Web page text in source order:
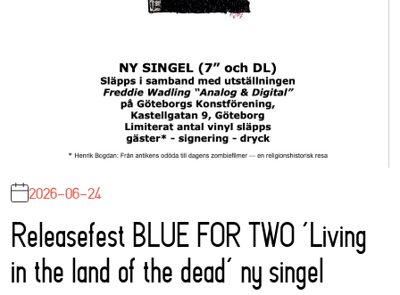
2026-06-24
Releasefest BLUE FOR TWO ‘Living
in the land of the dead’ ny singel